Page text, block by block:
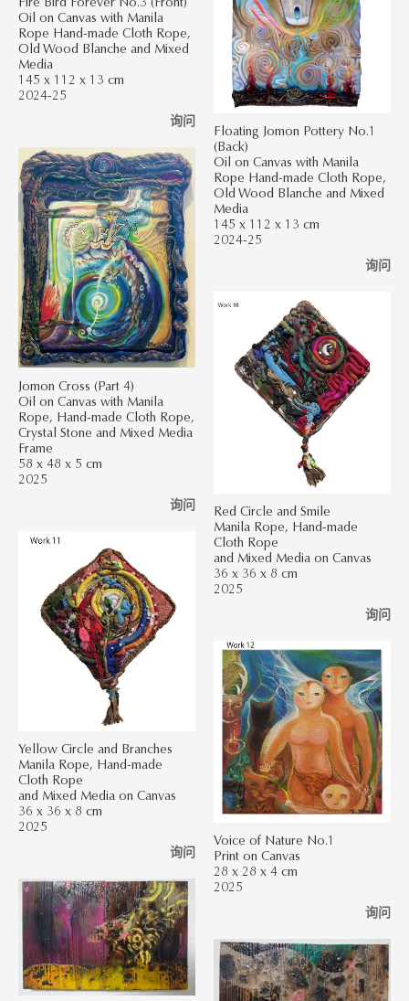
Oil on Canvas with Manila
Rope Hand-made Cloth Rope,
Old Wood Blanche and Mixed
Media
145 x 112 x 13 cm
2024-25
询问
Floating Jomon Pottery No.1
(Back)
Oil on Canvas with Manila
Rope Hand-made Cloth Rope,
Old Wood Blanche and Mixed
Media
145 x 112 x 13 cm
2024-25
询问
Jomon Cross (Part 4)
Oil on Canvas with Manila
Rope, Hand-made Cloth Rope,
Crystal Stone and Mixed Media
Frame
58 x 48 x 5 cm
2025
询问
Red Circle and Smile
Manila Rope, Hand-made
Cloth Rope
and Mixed Media on Canvas
36 x 36 x 8 cm
2025
询问
Yellow Circle and Branches
Manila Rope, Hand-made
Cloth Rope
and Mixed Media on Canvas
36 x 36 x 8 cm
2025
询问
Voice of Nature No.1
Print on Canvas
28 x 28 x 4 cm
2025
询问